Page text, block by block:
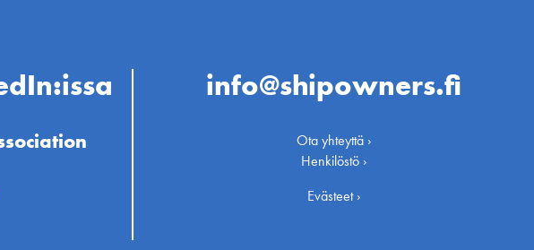
info@shipowners.fi
Ota yhteyttä ›
Henkilöstö ›
Evästeet ›